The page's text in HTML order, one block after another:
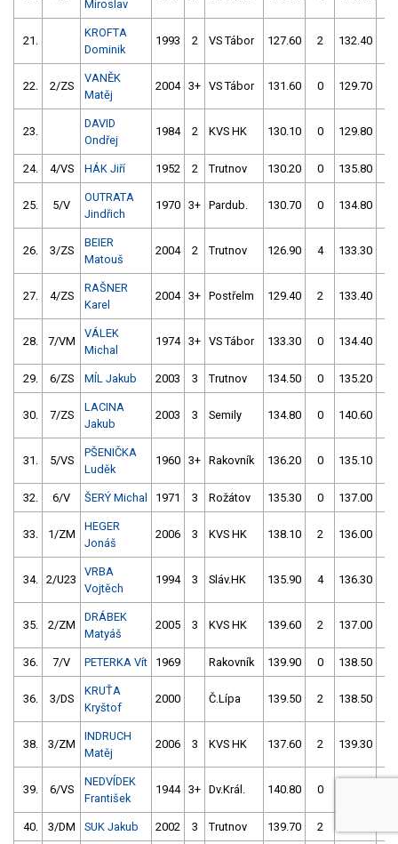
Miroslav
21.
KROFTA
Dominik
1993 2 VS Tábor 127.60 2 132.40
22. 2/ZS
VANĚK
Matěj
2004 3+ VS Tábor 131.60 0 129.70
23.
DAVID
Ondřej
1984 2 KVS HK 130.10 0 129.80
24. 4/VS HÁK Jiří 1952 2 Trutnov 130.20 0 135.80
25. 5/V
OUTRATA
Jindřich
1970 3+ Pardub. 130.70 0 134.80
26. 3/ZS
BEIER
Matouš
2004 2 Trutnov 126.90 4 133.30
27. 4/ZS
RAŠNER
Karel
2004 3+ Postřelm 129.40 2 133.40
28. 7/VM
VÁLEK
Michal
1974 3+ VS Tábor 133.30 0 134.40
29. 6/ZS MÍL Jakub 2003 3 Trutnov 134.50 0 135.20
30. 7/ZS
LACINA
Jakub
2003 3 Semily 134.80 0 140.60
31. 5/VS
PŠENIČKA
Luděk
1960 3+ Rakovník 136.20 0 135.10
32. 6/V ŠERÝ Michal 1971 3 Rožátov 135.30 0 137.00
33. 1/ZM
HEGER
Jonáš
2006 3 KVS HK 138.10 2 136.00
34. 2/U23
VRBA
Vojtěch
1994 3 Sláv.HK 135.90 4 136.30
35. 2/ZM
DRÁBEK
Matyáš
2005 3 KVS HK 139.60 2 137.00
36. 7/V PETERKA Vít 1969 Rakovník 139.90 0 138.50
36. 3/DS
KRUŤA
Kryštof
2000 Č.Lípa 139.50 2 138.50
38. 3/ZM
INDRUCH
Matěj
2006 3 KVS HK 137.60 2 139.30
39. 6/VS
NEDVÍDEK
František
1944 3+ Dv.Král. 140.80 0
40. 3/DM SUK Jakub 2002 3 Trutnov 139.70 2